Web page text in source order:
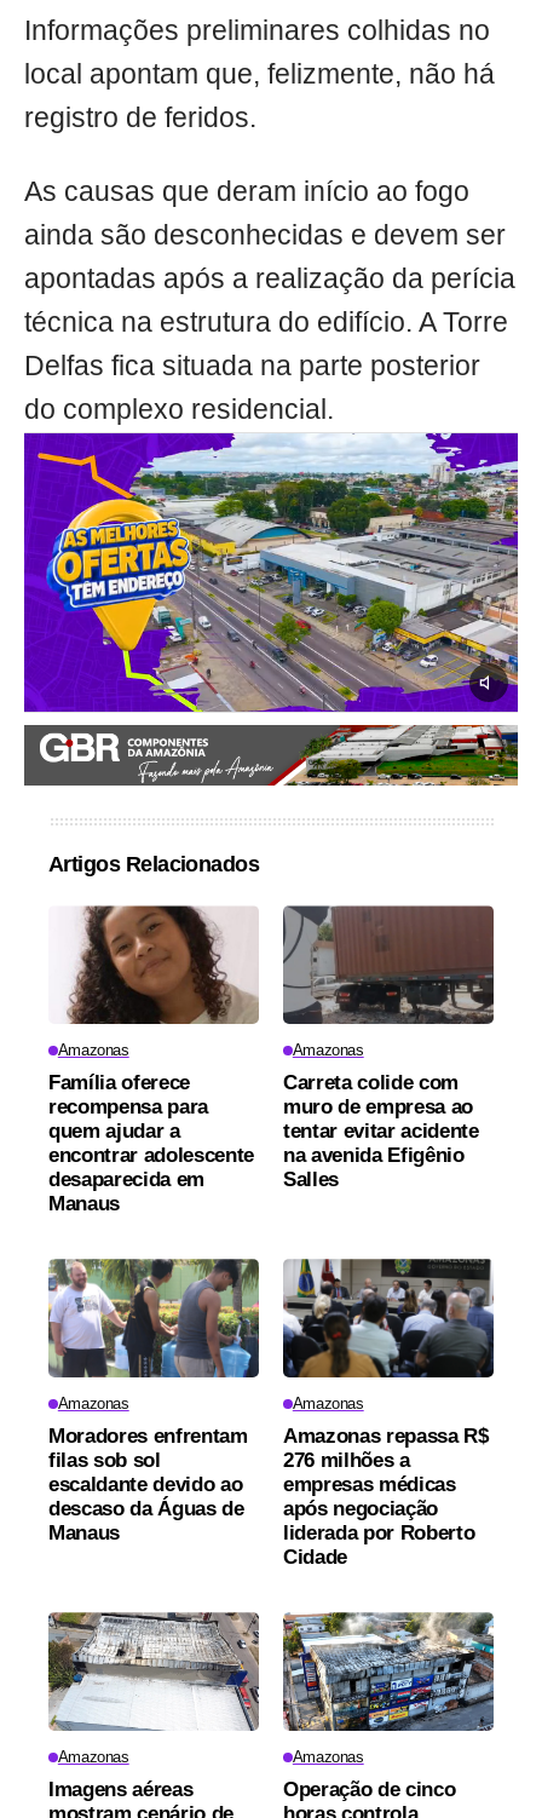
Informações preliminares colhidas no
local apontam que, felizmente, não há
registro de feridos.
As causas que deram início ao fogo
ainda são desconhecidas e devem ser
apontadas após a realização da perícia
técnica na estrutura do edifício. A Torre
Delfas fica situada na parte posterior
do complexo residencial.
Artigos Relacionados
Amazonas
Família oferece
recompensa para
quem ajudar a
encontrar adolescente
desaparecida em
Manaus
Amazonas
Carreta colide com
muro de empresa ao
tentar evitar acidente
na avenida Efigênio
Salles
Amazonas
Moradores enfrentam
filas sob sol
escaldante devido ao
descaso da Águas de
Manaus
Amazonas
Amazonas repassa R$
276 milhões a
empresas médicas
após negociação
liderada por Roberto
Cidade
Amazonas
Imagens aéreas
Amazonas
Operação de cinco